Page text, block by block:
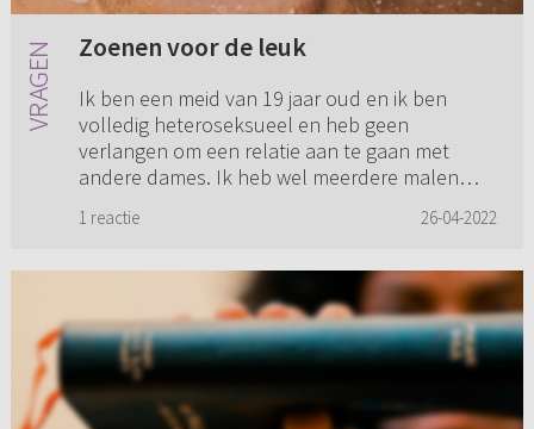
Zoenen voor de leuk
Ik ben een meid van 19 jaar oud en ik ben
volledig heteroseksueel en heb geen
verlangen om een relatie aan te gaan met
andere dames. Ik heb wel meerdere malen
1 reactie 26-04-2022